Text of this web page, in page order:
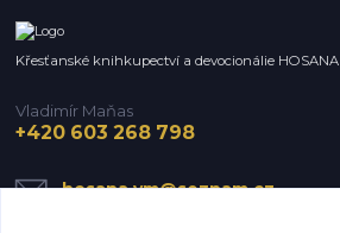
Křesťanské knihkupectví a devocionálie HOSANA
Vladimír Maňas
+420 603 268 798
hosana.vm@seznam.cz